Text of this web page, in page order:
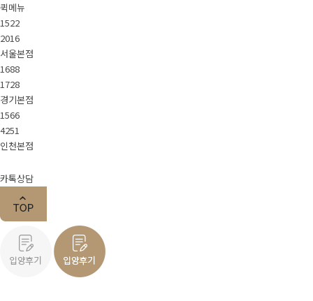
퀵메뉴
1522
2016
서울본점
1688
1728
경기본점
1566
4251
인천본점
카톡상담